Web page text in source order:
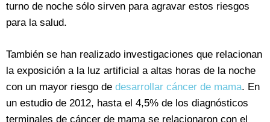
turno de noche sólo sirven para agravar estos riesgos
para la salud.
También se han realizado investigaciones que relacionan
la exposición a la luz artificial a altas horas de la noche
con un mayor riesgo de desarrollar cáncer de mama. En
un estudio de 2012, hasta el 4,5% de los diagnósticos
terminales de cáncer de mama se relacionaron con el